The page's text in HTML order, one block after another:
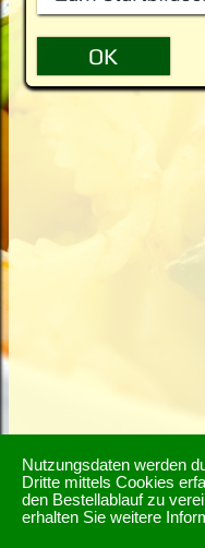
Nutzungsdaten werden
Dritte mittels Cookies
den Bestellablauf zu
erhalten Sie weitere